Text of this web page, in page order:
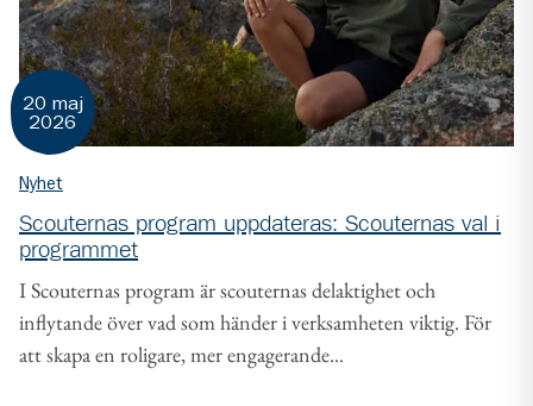
20 maj
2026
Nyhet
Scouternas program uppdateras: Scouternas val i
programmet
I Scouternas program är scouternas delaktighet och
inflytande över vad som händer i verksamheten viktig. För
att skapa en roligare, mer engagerande...